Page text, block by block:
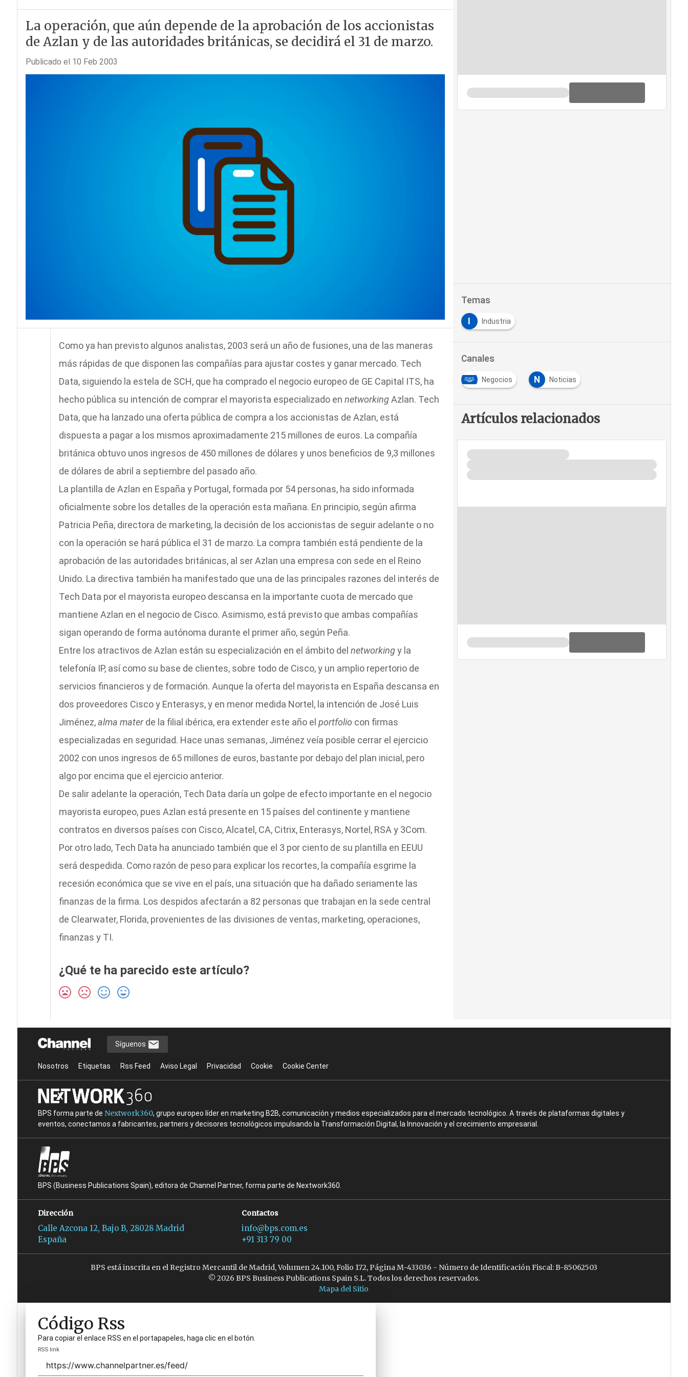
La operación, que aún depende de la aprobación de los accionistas
de Azlan y de las autoridades británicas, se decidirá el 31 de marzo.
Publicado el 10 Feb 2003
Como ya han previsto algunos analistas, 2003 será un año de fusiones, una de las maneras
más rápidas de que disponen las compañías para ajustar costes y ganar mercado. Tech
Data, siguiendo la estela de SCH, que ha comprado el negocio europeo de GE Capital ITS, ha
hecho pública su intención de comprar el mayorista especializado en networkingAzlan. Tech
Data, que ha lanzado una oferta pública de compra a los accionistas de Azlan, está
dispuesta a pagar a los mismos aproximadamente 215 millones de euros. La compañía
británica obtuvo unos ingresos de 450 millones de dólares y unos beneficios de 9,3 millones
de dólares de abril a septiembre del pasado año.
La plantilla de Azlan en España y Portugal, formada por 54 personas, ha sido informada
oficialmente sobre los detalles de la operación esta mañana. En principio, según afirma
Patricia Peña, directora de marketing, la decisión de los accionistas de seguir adelante o no
con la operación se hará pública el 31 de marzo. La compra también está pendiente de la
aprobación de las autoridades británicas, al ser Azlan una empresa con sede en el Reino
Unido. La directiva también ha manifestado que una de las principales razones del interés de
Tech Data por el mayorista europeo descansa en la importante cuota de mercado que
mantiene Azlan en el negocio de Cisco. Asimismo, está previsto que ambas compañías
sigan operando de forma autónoma durante el primer año, según Peña.
Entre los atractivos de Azlan están su especialización en el ámbito del networkingy la
telefonía IP, así como su base de clientes, sobre todo de Cisco, y un amplio repertorio de
servicios financieros y de formación. Aunque la oferta del mayorista en España descansa en
dos proveedores Cisco y Enterasys, y en menor medida Nortel, la intención de José Luis
Jiménez,alma materde la filial ibérica, era extender este año el portfolio con firmas
especializadas en seguridad. Hace unas semanas, Jiménez veía posible cerrar el ejercicio
2002 con unos ingresos de 65 millones de euros, bastante por debajo del plan inicial, pero
algo por encima que el ejercicio anterior.
De salir adelante la operación, Tech Data daría un golpe de efecto importante en el negocio
mayorista europeo, pues Azlan está presente en 15 países del continente y mantiene
contratos en diversos países con Cisco, Alcatel, CA, Citrix, Enterasys, Nortel, RSA y 3Com.
Por otro lado, Tech Data ha anunciado también que el 3 por ciento de su plantilla en EEUU
será despedida. Como razón de peso para explicar los recortes, la compañía esgrime la
recesión económica que se vive en el país, una situación que ha dañado seriamente las
finanzas de la firma. Los despidos afectarán a 82 personas que trabajan en la sede central
de Clearwater, Florida, provenientes de las divisiones de ventas, marketing, operaciones,
finanzas y TI.
¿Qué te ha parecido este artículo?
Temas
Industria
Canales
Negocios N Noticias
Artículos relacionados
Síguenos
Nosotros Etiquetas Rss Feed Aviso Legal Privacidad Cookie Cookie Center
BPS forma parte de Nextwork360, grupo europeo líder en marketing B2B, comunicación y medios especializados para el mercado tecnológico. A través de plataformas digitales y
eventos, conectamos a fabricantes, partners y decisores tecnológicos impulsando la Transformación Digital, la Innovación y el crecimiento empresarial.
BPS (Business Publications Spain), editora de Channel Partner, forma parte de Nextwork360.
Dirección
Calle Azcona 12, Bajo B, 28028 Madrid
España
Contactos
info@bps.com.es
+91 313 79 00
BPS está inscrita en el Registro Mercantil de Madrid, Volumen 24.100, Folio 172, Página M-433036 - Número de Identificación Fiscal: B-85062503
© 2026 BPS Business Publications Spain S.L. Todos los derechos reservados.
Mapa del Sitio
Código Rss
Para copiar el enlace RSS en el portapapeles, haga clic en el botón.
RSS link